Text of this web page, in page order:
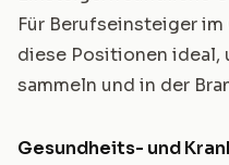
Für Berufseinsteiger
diese Positionen ideal,
sammeln und in der
Gesundheits- und